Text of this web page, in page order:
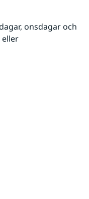
onsdagar och
eller